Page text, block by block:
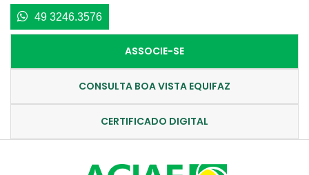
49 3246.3576
ASSOCIE-SE
CONSULTA BOA VISTA EQUIFAZ
CERTIFICADO DIGITAL